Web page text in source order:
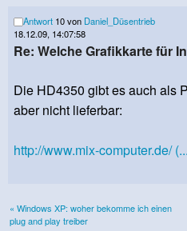
Antwort 10 von Daniel_Düsentrieb
18.12.09, 14:07:58
Re: Welche Grafikkarte für
Die HD4350 gibt es auch als
aber nicht lieferbar:
http://www.mix-computer.de/
« Windows XP: woher bekomme ich einen
plug and play treiber